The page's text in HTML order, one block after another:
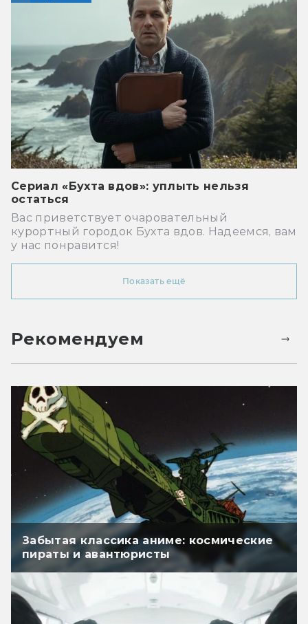
Сериал «Бухта вдов»: уплыть нельзя
остаться
Вас приветствует очаровательный
курортный городок Бухта вдов. Надеемся, вам
у нас понравится!
Показать ещё
Рекомендуем
Забытая классика аниме: космические
пираты и авантюристы